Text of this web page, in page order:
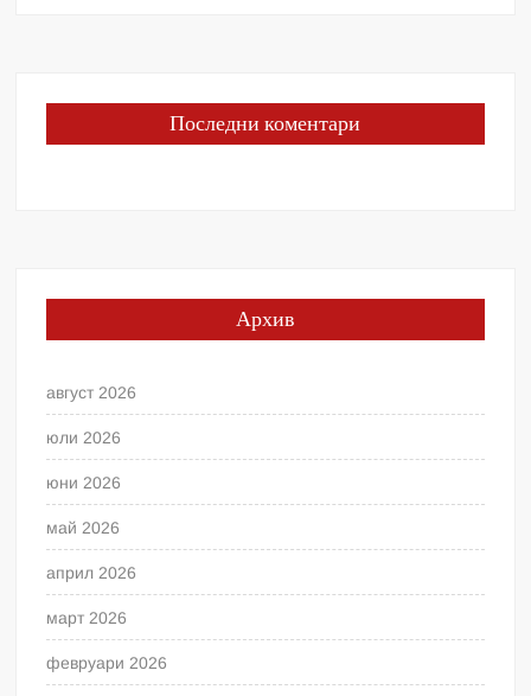
Последни коментари
Архив
август 2026
юли 2026
юни 2026
май 2026
април 2026
март 2026
февруари 2026